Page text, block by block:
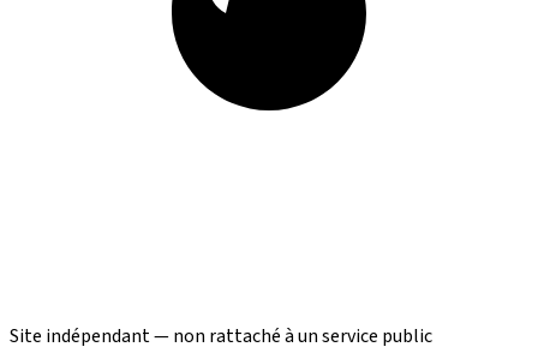
Site indépendant — non rattaché à un service public